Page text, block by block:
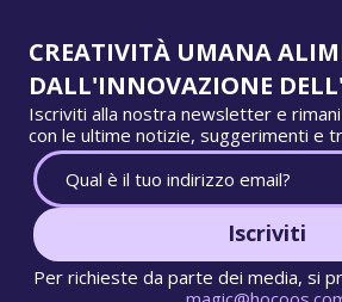
CREATIVITÀ UMANA
DALL'INNOVAZIONE
Iscriviti alla nostra newsletter e
con le ultime notizie, suggerimenti e
Iscriviti
Per richieste da parte dei media, si